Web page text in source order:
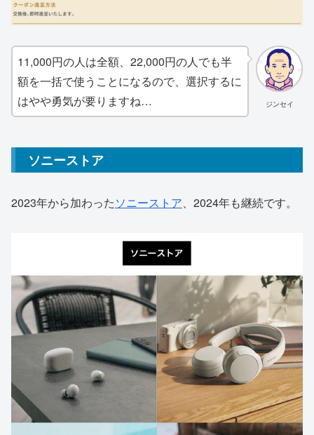
ジンセイ
11,000円の人は全額、22,000円の人でも半
額を一括で使うことになるので、選択するに
はやや勇気が要りますね…
ソニーストア
2023年から加わったソニーストア、2024年も継続です。